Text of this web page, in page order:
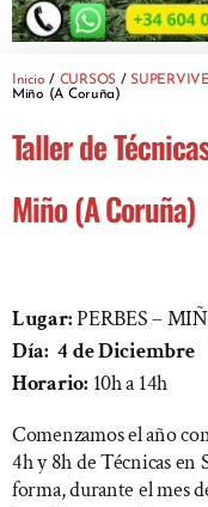
Inicio / CURSOS/
Miño (A Coruña)
Taller de
Miño (A Coruña)
Lugar:PERBES –
Día: 4 de Diciembre
Horario: 10h a 14h
Comenzamos el año
4h y 8h de Técnicas en
forma, durante el mes